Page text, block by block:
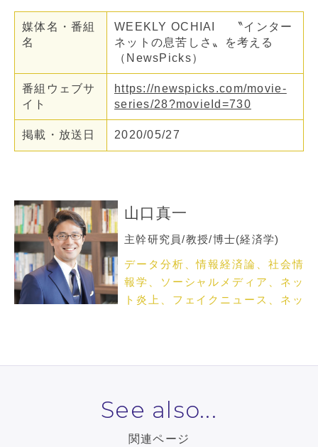
媒体名・番組
名
WEEKLY OCHIAI 〝インター
ネットの息苦しさ〟を考える
（NewsPicks）
番組ウェブサ
イト
https://newspicks.com/movie-
series/28?movieId=730
掲載・放送日 2020/05/27
山口真一
主幹研究員/教授/博士(経済学)
データ分析、情報経済論、社会情
報学、ソーシャルメディア、ネッ
ト炎上、フェイクニュース、ネッ
See also...
関連ページ